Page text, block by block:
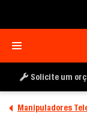
Solicite um
Manipuladores